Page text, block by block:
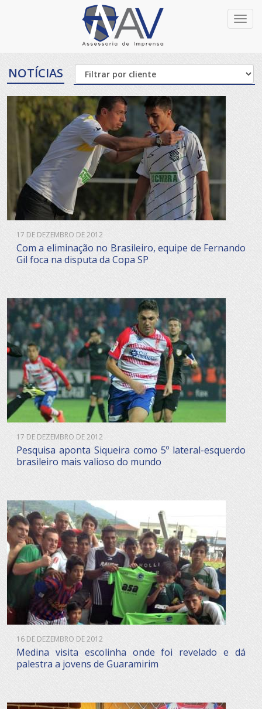
NOTÍCIAS
17 DE DEZEMBRO DE 2012
Com a eliminação no Brasileiro, equipe de Fernando
Gil foca na disputa da Copa SP
17 DE DEZEMBRO DE 2012
Pesquisa aponta Siqueira como 5º lateral-esquerdo
brasileiro mais valioso do mundo
16 DE DEZEMBRO DE 2012
Medina visita escolinha onde foi revelado e dá
palestra a jovens de Guaramirim